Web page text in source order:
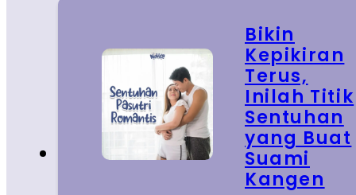
Bikin
Kepikiran
Terus,
Inilah Titik
Sentuhan
yang Buat
Suami
Kangen